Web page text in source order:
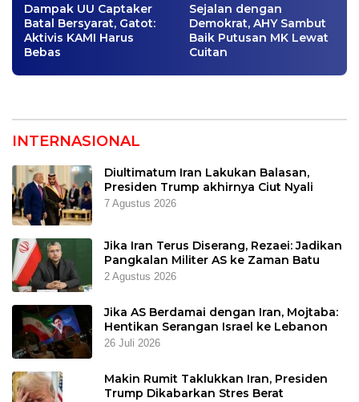
Dampak UU Captaker
Batal Bersyarat, Gatot:
Aktivis KAMI Harus
Bebas
Sejalan dengan
Demokrat, AHY Sambut
Baik Putusan MK Lewat
Cuitan
INTERNASIONAL
Diultimatum Iran Lakukan Balasan,
Presiden Trump akhirnya Ciut Nyali
7 Agustus 2026
Jika Iran Terus Diserang, Rezaei: Jadikan
Pangkalan Militer AS ke Zaman Batu
2 Agustus 2026
Jika AS Berdamai dengan Iran, Mojtaba:
Hentikan Serangan Israel ke Lebanon
26 Juli 2026
Makin Rumit Taklukkan Iran, Presiden
Trump Dikabarkan Stres Berat